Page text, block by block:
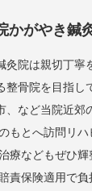
かがやき鍼
灸院は親切丁寧
整骨院を目指し
、など当院近郊
もとへ訪問リ
療などもぜひ
責保険適用で